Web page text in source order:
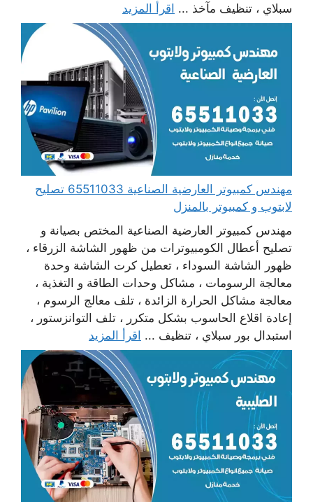
سبلاي ، تنظيف مآخذ ... اقرأ المزيد
مهندس كمبيوتر العارضية الصناعية 65511033 تصليح
لابتوب و كمبيوتر بالمنزل
مهندس كمبيوتر العارضية الصناعية المختص بصيانة و
تصليح أعطال الكومبيوترات من ظهور الشاشة الزرقاء ،
ظهور الشاشة السوداء ، تعطيل كرت الشاشة وحدة
معالجة الرسومات ، مشاكل وحدات الطاقة و التغذية ،
معالجة مشاكل الحرارة الزائدة ، تلف معالج الرسوم ،
إعادة اقلاع الحاسوب بشكل متكرر ، تلف التوانزستور ،
استبدال بور سبلاي ، تنظيف ... اقرأ المزيد